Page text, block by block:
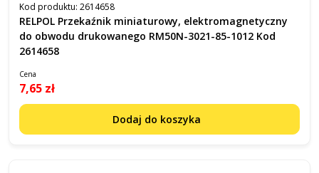
Kod produktu: 2614658
RELPOL Przekaźnik miniaturowy, elektromagnetyczny
do obwodu drukowanego RM50N-3021-85-1012 Kod
2614658
Cena
7,65 zł
Dodaj do koszyka